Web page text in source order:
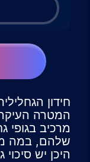
חידון
המטרה
מרכיב בגופי
שלהם, במה
היכן יש סיכוי